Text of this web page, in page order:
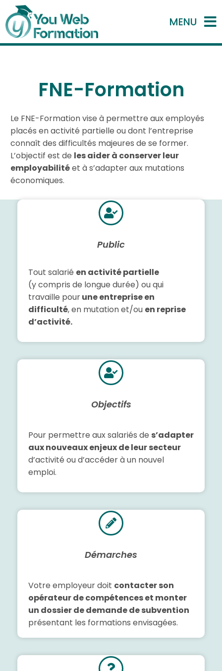
MENU
FNE-Formation
Le FNE-Formation vise à permettre aux employés
placés en activité partielle ou dont l’entreprise
connaît des difficultés majeures de se former.
L’objectif est de les aider à conserver leur
employabilitéet à s’adapter aux mutations
économiques.
Public
Tout salarié en activité partielle
(y compris de longue durée) ou qui
travaille pourune entreprise en
difficulté, en mutation et/ou en reprise
d’activité.
Objectifs
Pour permettre aux salariés de s’adapter
aux nouveaux enjeux de leur secteur
d’activité ou d’accéder à un nouvel
emploi.
Démarches
Votre employeur doit contacter son
opérateur de compétences et monter
un dossier de demande de subvention
présentant les formations envisagées.